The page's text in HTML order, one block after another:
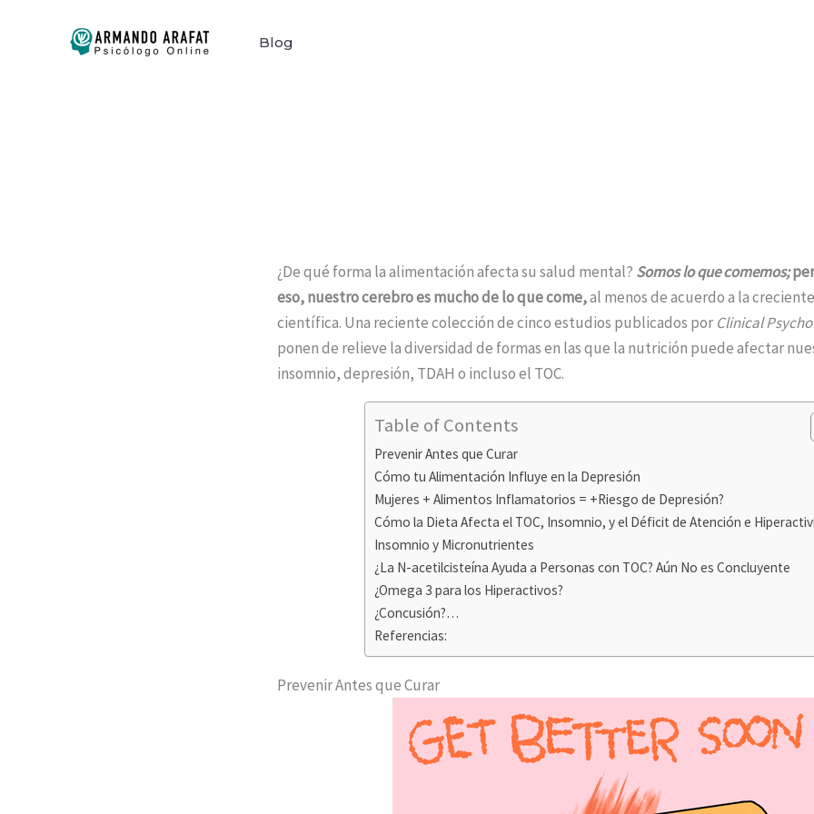
Blog
¿De qué forma la alimentación afecta su salud mental? Somos lo que comemos;
eso, nuestro cerebro es mucho de lo que come,al menos de acuerdo a la
científica. Una reciente colección de cinco estudios publicados porClinical
ponen de relieve la diversidad de formas en las que la nutrición puede afectar
insomnio, depresión, TDAH o incluso el TOC.
Table of Contents
Prevenir Antes que Curar
Cómo tu Alimentación Influye en la Depresión
Mujeres + Alimentos Inflamatorios = +Riesgo de Depresión?
Cómo la Dieta Afecta el TOC, Insomnio, y el Déficit de Atención e
Insomnio y Micronutrientes
¿La N-acetilcisteína Ayuda a Personas con TOC? Aún No es Concluyente
¿Omega 3 para los Hiperactivos?
¿Concusión?…
Referencias:
Prevenir Antes que Curar